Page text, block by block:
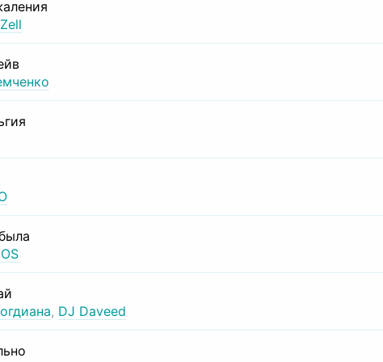
Zell
, DJ Daveed